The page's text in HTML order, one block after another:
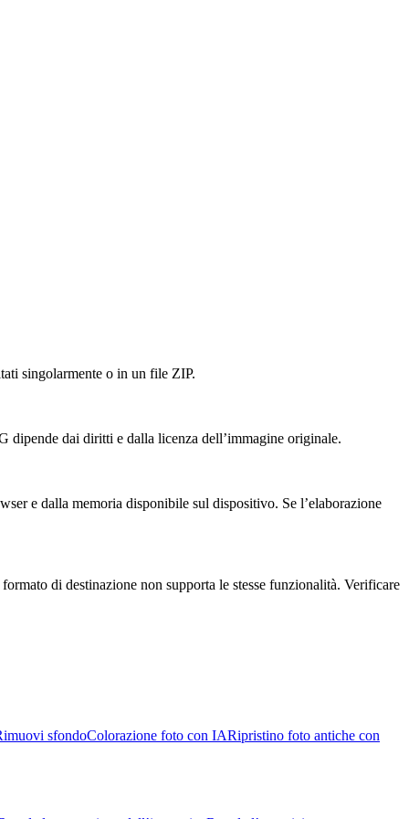
singolarmente o in un file ZIP.
dai diritti e dalla licenza dell’immagine originale.
e dalla memoria disponibile sul dispositivo. Se l’elaborazione
di destinazione non supporta le stesse funzionalità. Verificare
sfondoColorazione foto con IARipristino foto antiche con